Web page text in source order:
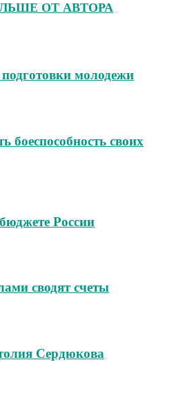
ОТ АВТОРА
молодежи
боеспособность своих
России
сводят счеты
Сердюкова